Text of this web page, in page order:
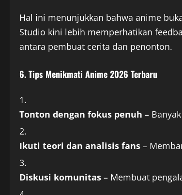
Hal ini menunjukkan bahwa anime
Studio kini lebih memperhatikan
antara pembuat cerita dan penonton.
6. Tips Menikmati Anime 2026 Terbaru
Tonton dengan fokus penuh –
Ikuti teori dan analisis fans –
Diskusi komunitas – Membuat